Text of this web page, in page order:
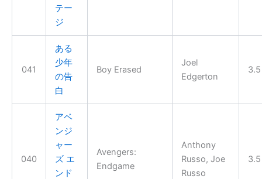
テー
ジ
041
ある
少年
の告
白
Boy Erased
Joel
Edgerton
3.5
040
アベ
ンジ
ャー
ズ エ
ンド
Avengers:
Endgame
Anthony
Russo, Joe
Russo
3.5